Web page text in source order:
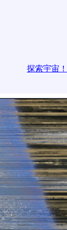
探索宇宙！